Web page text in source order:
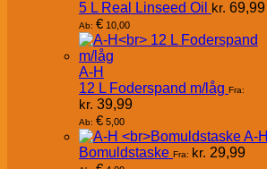
5 L Real Linseed Oil kr. 69,99
Ab: € 10,00
A-H
12 L Foderspand m/låg Fra:
kr. 39,99
Ab: € 5,00
A-H
Bomuldstaske Fra: kr. 29,99